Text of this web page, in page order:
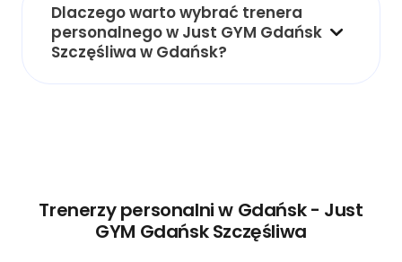
Dlaczego warto wybrać trenera
personalnego w Just GYM Gdańsk
Szczęśliwa w Gdańsk?
Trenerzy personalni w Gdańsk - Just
GYM Gdańsk Szczęśliwa